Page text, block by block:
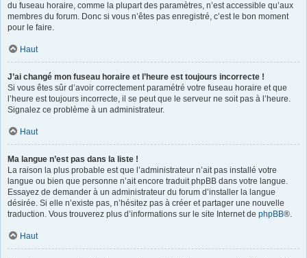
du fuseau horaire, comme la plupart des paramètres, n’est accessible qu’aux
membres du forum. Donc si vous n’êtes pas enregistré, c’est le bon moment
pour le faire.
Haut
J’ai changé mon fuseau horaire et l’heure est toujours incorrecte !
Si vous êtes sûr d’avoir correctement paramétré votre fuseau horaire et que
l’heure est toujours incorrecte, il se peut que le serveur ne soit pas à l’heure.
Signalez ce problème à un administrateur.
Haut
Ma langue n’est pas dans la liste !
La raison la plus probable est que l’administrateur n’ait pas installé votre
langue ou bien que personne n’ait encore traduit phpBB dans votre langue.
Essayez de demander à un administrateur du forum d’installer la langue
désirée. Si elle n’existe pas, n’hésitez pas à créer et partager une nouvelle
traduction. Vous trouverez plus d’informations sur le site Internet de phpBB®.
Haut